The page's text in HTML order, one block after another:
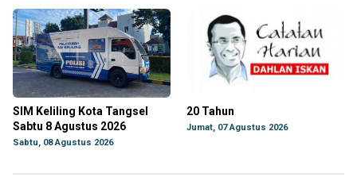
SIM Keliling Kota Tangsel
Sabtu 8 Agustus 2026
Sabtu, 08 Agustus 2026
20 Tahun
Jumat, 07 Agustus 2026